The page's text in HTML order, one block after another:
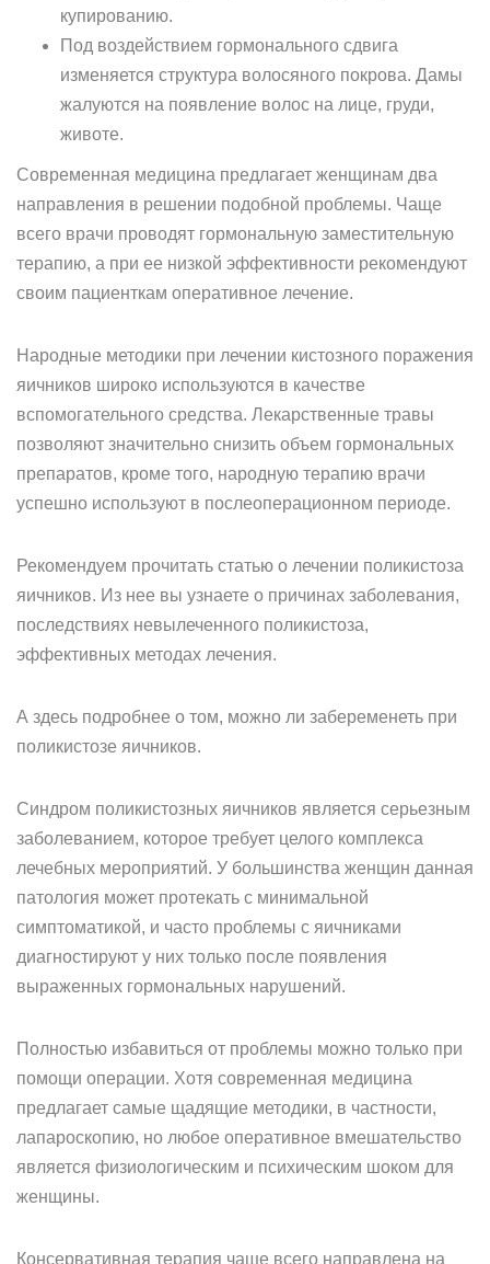
купированию.
Под воздействием гормонального сдвига
изменяется структура волосяного покрова. Дамы
жалуются на появление волос на лице, груди,
животе.
Современная медицина предлагает женщинам два
направления в решении подобной проблемы. Чаще
всего врачи проводят гормональную заместительную
терапию, а при ее низкой эффективности рекомендуют
своим пациенткам оперативное лечение.
Народные методики при лечении кистозного поражения
яичников широко используются в качестве
вспомогательного средства. Лекарственные травы
позволяют значительно снизить объем гормональных
препаратов, кроме того, народную терапию врачи
успешно используют в послеоперационном периоде.
Рекомендуем прочитать статью о лечении поликистоза
яичников. Из нее вы узнаете о причинах заболевания,
последствиях невылеченного поликистоза,
эффективных методах лечения.
А здесь подробнее о том, можно ли забеременеть при
поликистозе яичников.
Синдром поликистозных яичников является серьезным
заболеванием, которое требует целого комплекса
лечебных мероприятий. У большинства женщин данная
патология может протекать с минимальной
симптоматикой, и часто проблемы с яичниками
диагностируют у них только после появления
выраженных гормональных нарушений.
Полностью избавиться от проблемы можно только при
помощи операции. Хотя современная медицина
предлагает самые щадящие методики, в частности,
лапароскопию, но любое оперативное вмешательство
является физиологическим и психическим шоком для
женщины.
Консервативная терапия чаще всего направлена на